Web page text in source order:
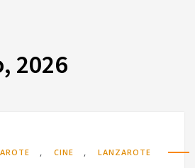
2026
, CINE , LANZAROTE